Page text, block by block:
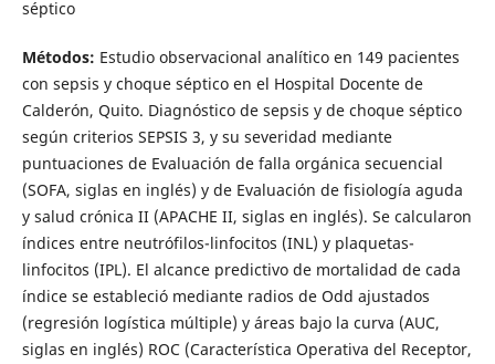
séptico
Métodos: Estudio observacional analítico en 149 pacientes
con sepsis y choque séptico en el Hospital Docente de
Calderón, Quito. Diagnóstico de sepsis y de choque séptico
según criterios SEPSIS 3, y su severidad mediante
puntuaciones de Evaluación de falla orgánica secuencial
(SOFA, siglas en inglés) y de Evaluación de fisiología aguda
y salud crónica II (APACHE II, siglas en inglés). Se calcularon
índices entre neutrófilos-linfocitos (INL) y plaquetas-
linfocitos (IPL). El alcance predictivo de mortalidad de cada
índice se estableció mediante radios de Odd ajustados
(regresión logística múltiple) y áreas bajo la curva (AUC,
siglas en inglés) ROC (Característica Operativa del Receptor,